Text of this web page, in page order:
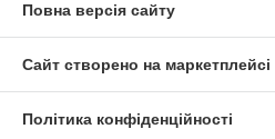
Повна версія сайту
Сайт створено на маркетплейсі
Політика конфіденційності